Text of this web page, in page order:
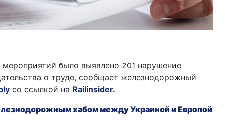
мероприятий было выявлено 201 нарушение
о труде, сообщает железнодорожный
со ссылкой на Railinsider.
хабом между Украиной и Европой